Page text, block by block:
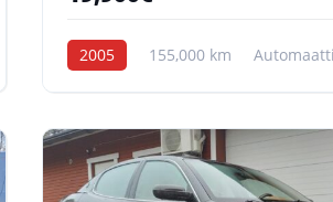
2005 155,000 km